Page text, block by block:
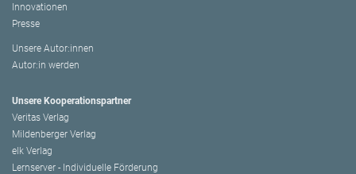
Innovationen
Presse
Unsere Autor:innen
Autor:in werden
Unsere Kooperationspartner
Veritas Verlag
Mildenberger Verlag
elk Verlag
Lernserver - Individuelle Förderung